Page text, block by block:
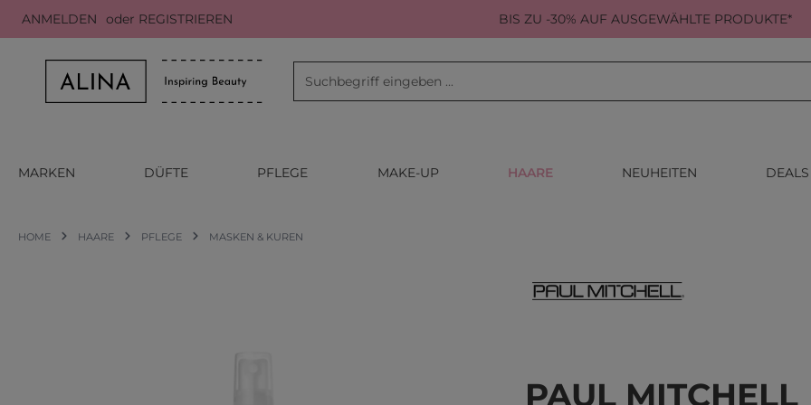
Hauptinhalt springen
Zur Suche springen
Zur Hauptnavigation springen
ANMELDEN oder REGISTRIEREN BIS ZU -30% AUF AUSGEWÄHLTE PRODUKTE*
MARKEN DÜFTE PFLEGE MAKE-UP HAARE NEUHEITEN DEALS
HOME HAARE PFLEGE MASKEN & KUREN
PAUL MITCHELL